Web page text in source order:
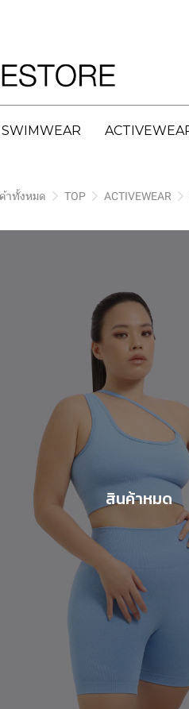
SWIMWEAR
าทั้งหมด TOP ACTIVEWEAR
สินค้าหมด